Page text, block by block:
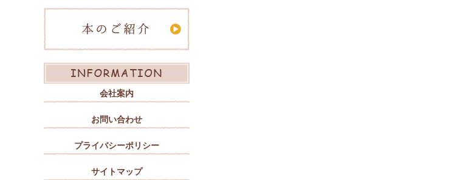
会社案内
お問い合わせ
プライバシーポリシー
サイトマップ